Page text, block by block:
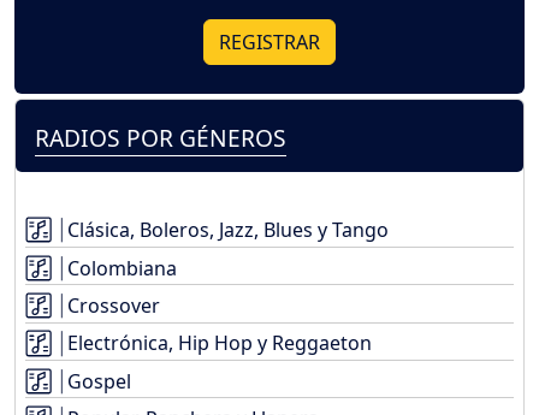
REGISTRAR
RADIOS POR GÉNEROS
Clásica, Boleros, Jazz, Blues y Tango
Colombiana
Crossover
Electrónica, Hip Hop y Reggaeton
Gospel